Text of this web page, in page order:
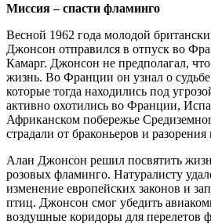
Миссия – спасти фламинго
Весной 1962 года молодой
Джонсон отправился в отпуск во
Камарг. Джонсон не предполагал,
жизнь. Во Франции он узнал о
которые тогда находились под
активно охотились во Франции,
Африканском побережье
страдали от браконьеров и разорения
Алан Джонсон решил посвятить
розовых фламинго. Натуралисту
изменение европейских законов и
птиц. Джонсон смог убедить
воздушные коридоры для перелетов